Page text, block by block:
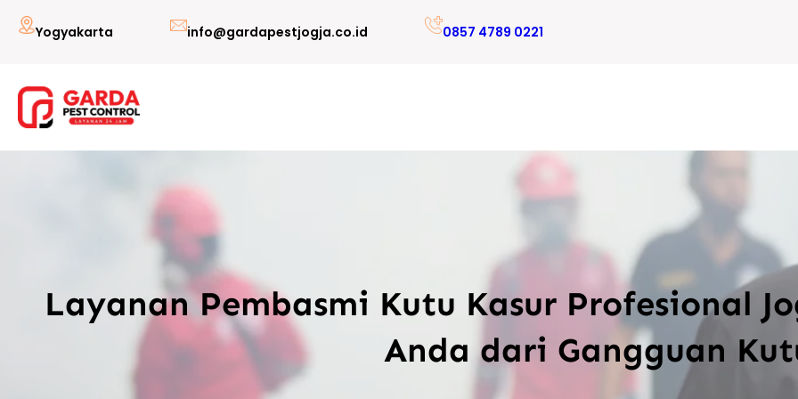
Lewati
Yogyakarta info@gardapestjogja.co.id 0857 4789 0221
Layanan Pembasmi Kutu Kasur Profesional
Anda dari Gangguan